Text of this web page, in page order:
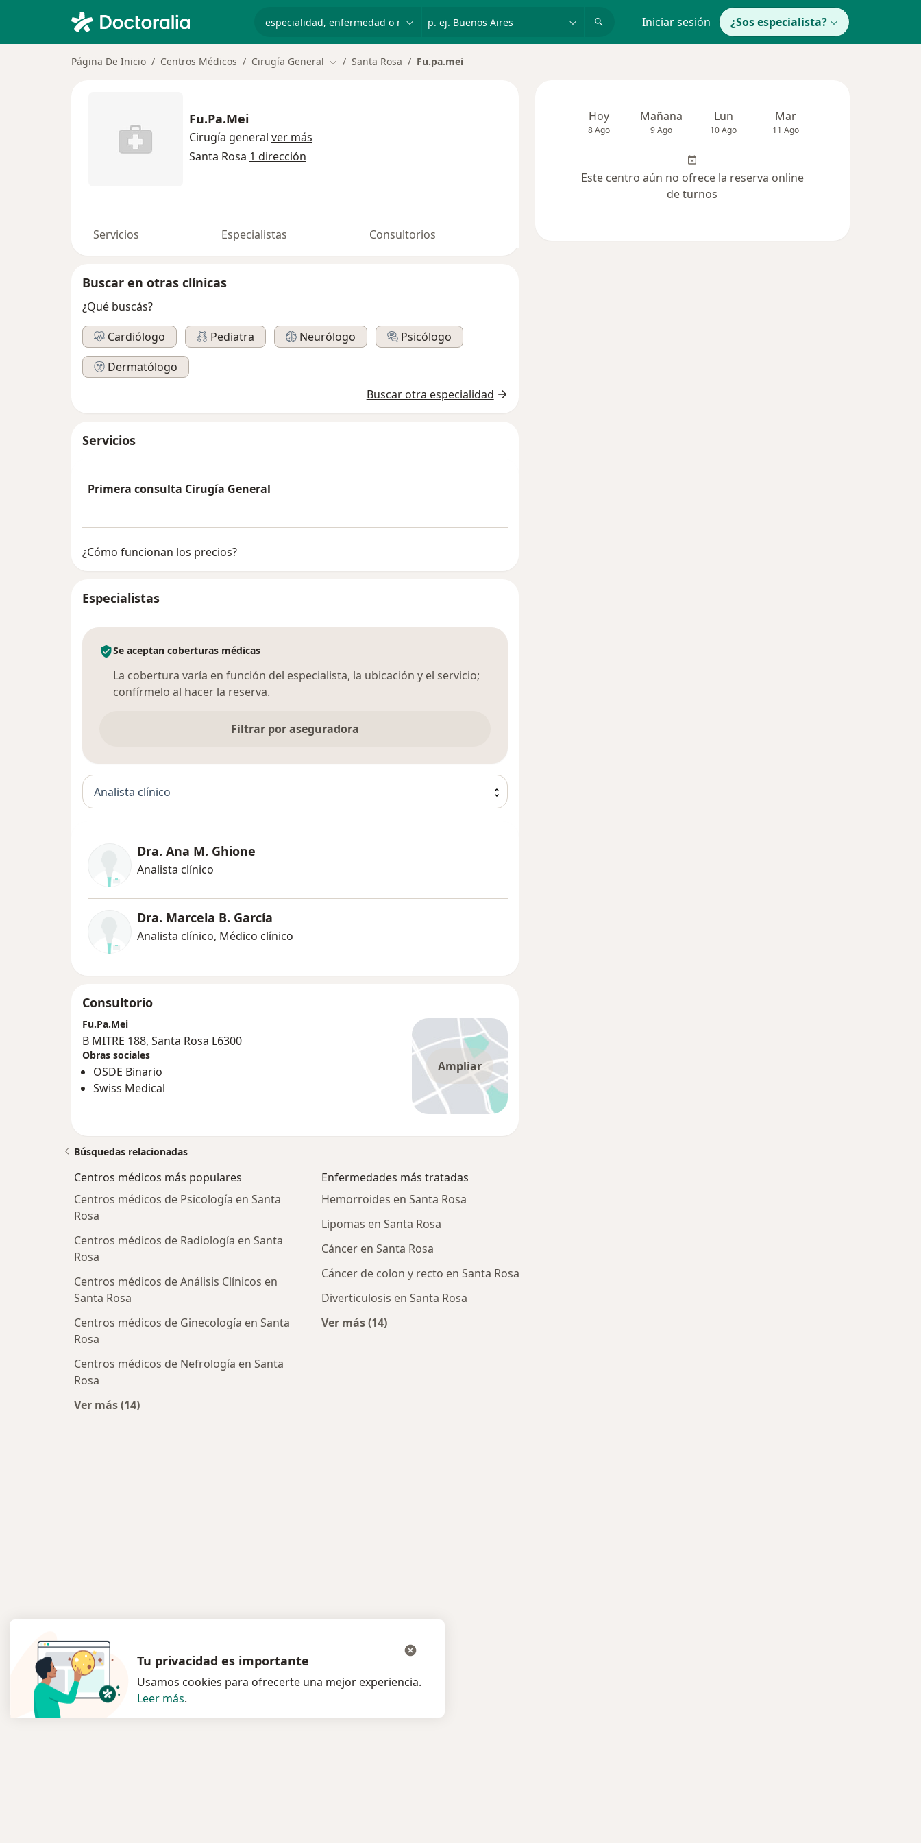
Iniciar sesión ¿Sos especialista?
Página De Inicio Centros Médicos Cirugía General Cambiar de ciudad
Santa Rosa Fu.pa.mei
Fu.Pa.Mei
Cirugía general ver más
Santa Rosa 1 dirección
Servicios Especialistas Consultorios
Buscar en otras clínicas
¿Qué buscás?
Cardiólogo
Pediatra Neurólogo
Psicólogo
Dermatólogo
Buscar otra especialidad
Servicios
Primera consulta Cirugía General
¿Cómo funcionan los precios?
Especialistas
Se aceptan coberturas médicas
La cobertura varía en función del especialista, la ubicación y el servicio;
confírmelo al hacer la reserva.
Filtrar por aseguradora
Analista clínico
Dra. Ana M. Ghione
Analista clínico
Dra. Marcela B. García
Analista clínico, Médico clínico
Consultorio
Ampliar
Fu.Pa.Mei
B MITRE 188, Santa Rosa L6300
Obras sociales
OSDE Binario
Swiss Medical
Hoy
8 Ago
Mañana
9 Ago
Lun
10 Ago
Mar
11 Ago
Este centro aún no ofrece la reserva online
de turnos
Búsquedas relacionadas
Centros médicos más populares
Centros médicos de Psicología en Santa
Rosa
Centros médicos de Radiología en Santa
Rosa
Centros médicos de Análisis Clínicos en
Santa Rosa
Centros médicos de Ginecología en Santa
Rosa
Centros médicos de Nefrología en Santa
Rosa
Ver más (14)
Enfermedades más tratadas
Hemorroides en Santa Rosa
Lipomas en Santa Rosa
Cáncer en Santa Rosa
Cáncer de colon y recto en Santa Rosa
Diverticulosis en Santa Rosa
Ver más (14)
Tu privacidad es importante
Usamos cookies para ofrecerte una mejor experiencia.
Leer más.